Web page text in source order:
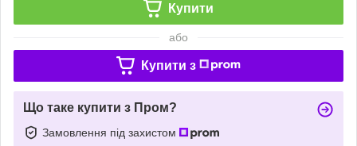
Купити
або
Купити з
Що таке купити з Пром?
Замовлення під захистом